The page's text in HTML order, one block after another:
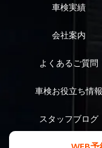
車検実績
会社案内
よくあるご質問
車検お役立ち情報
スタッフブログ